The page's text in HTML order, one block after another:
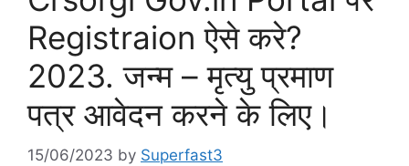
Registraion ऐसे करे?
2023. जन्म – मृत्यु प्रमाण
पत्र आवेदन करने के लिए।
15/06/2023 by Superfast3